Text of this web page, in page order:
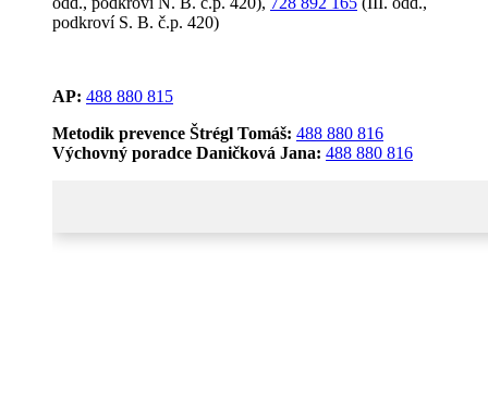
podkroví S. B. č.p. 420)
AP: 488 880 815
Metodik prevence Štrégl Tomáš: 488 880 816
Výchovný poradce Daničková Jana: 488 880 816